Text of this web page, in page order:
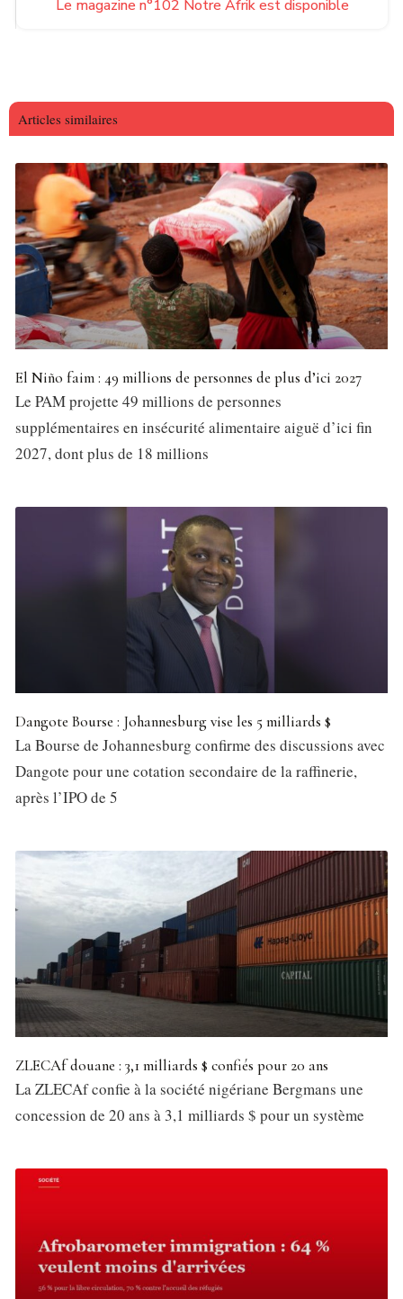
Le magazine n°102 Notre Afrik est disponible
Articles similaires
El Niño faim : 49 millions de personnes de plus d’ici 2027
Le PAM projette 49 millions de personnes
supplémentaires en insécurité alimentaire aiguë d’ici fin
2027, dont plus de 18 millions
Dangote Bourse : Johannesburg vise les 5 milliards $
La Bourse de Johannesburg confirme des discussions avec
Dangote pour une cotation secondaire de la raffinerie,
après l’IPO de 5
ZLECAf douane : 3,1 milliards $ confiés pour 20 ans
La ZLECAf confie à la société nigériane Bergmans une
concession de 20 ans à 3,1 milliards $ pour un système